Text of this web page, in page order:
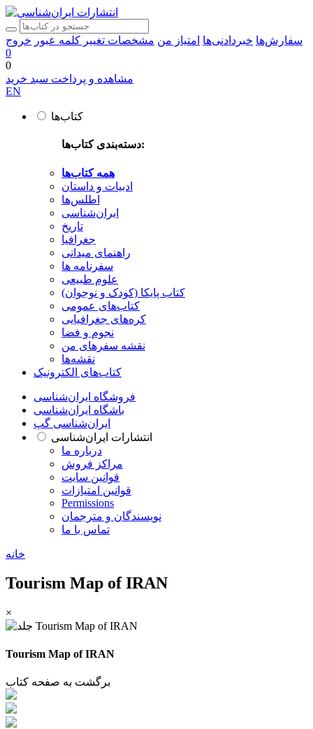
سفارش‌ها خبردادنی‌ها امتیاز من مشخصات تغییر کلمه عبور خروج
0
0
مشاهده و پرداخت سبد خرید
EN
کتاب‌ها
دسته‌بندی کتاب‌ها:
همه کتاب‌ها
ادبیات و داستان
اطلس‌ها
ایران‌شناسی
تاریخ
جغرافیا
راهنمای میدانی
سفرنامه‌ ها
علوم طبیعی
کتاب‌ پایکا (کودک و نوجوان)
کتاب‌های عمومی
کره‌های جغرافیایی
نجوم و فضا
نقشه سفرهای من
نقشه‌ها
کتاب‌های الکترونیک
فروشگاه ایران‌شناسی
باشگاه ایران‌شناسی
ایران‌شناسی گپ
انتشارات ایران‌شناسی
درباره ما
مراکز فروش
قوانین سایت
قوانین امتیازات
Permissions
نویسندگان و مترجمان
تماس با ما
خانه
Tourism Map of IRAN
×
Tourism Map of IRAN
برگشت به صفحه کتاب